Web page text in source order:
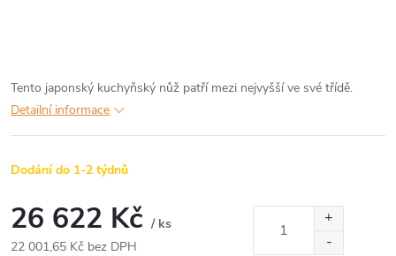
Tento japonský kuchyňský nůž patří mezi nejvyšší ve své třídě.
Detailní informace
Dodání do 1-2 týdnů
26 622 Kč / ks
22 001,65 Kč bez DPH